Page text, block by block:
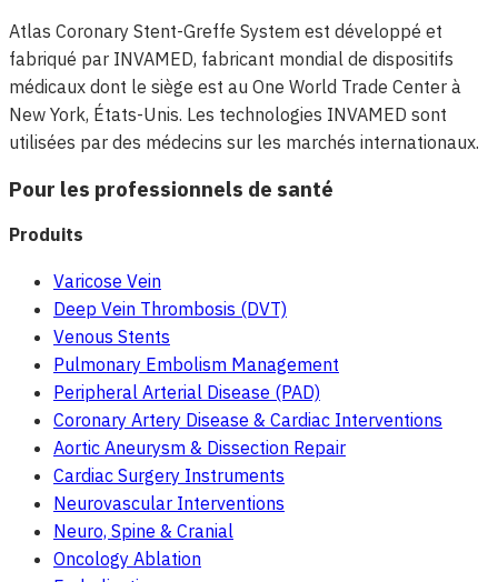
Atlas Coronary Stent-Greffe System est développé et
fabriqué par INVAMED, fabricant mondial de dispositifs
médicaux dont le siège est au One World Trade Center à
New York, États-Unis. Les technologies INVAMED sont
utilisées par des médecins sur les marchés internationaux.
Pour les professionnels de santé
Produits
Varicose Vein
Deep Vein Thrombosis (DVT)
Venous Stents
Pulmonary Embolism Management
Peripheral Arterial Disease (PAD)
Coronary Artery Disease & Cardiac Interventions
Aortic Aneurysm & Dissection Repair
Cardiac Surgery Instruments
Neurovascular Interventions
Neuro, Spine & Cranial
Oncology Ablation